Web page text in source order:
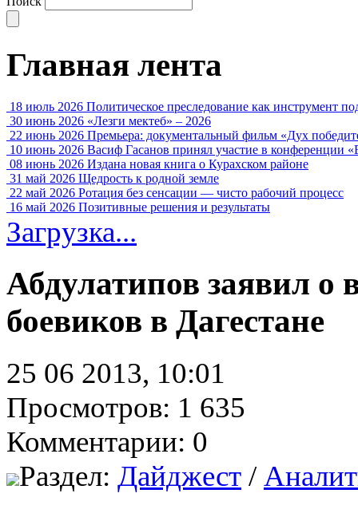
Главная лента
18 июль 2026 Политическое преследование как инструмент
30 июнь 2026 «Лезги мектеб» – 2026
22 июнь 2026 Премьера: документальный фильм «Дух
10 июнь 2026 Васиф Гасанов принял участие в конференции
08 июнь 2026 Издана новая книга о Курахском районе
31 май 2026 Щедрость к родной земле
22 май 2026 Ротация без сенсации — чисто рабочий процесс
16 май 2026 Позитивные решения и результаты
Загрузка...
Абдулатипов заявил о
боевиков в Дагестане
25 06 2013, 10:01
Просмотров: 1 635
Комментарии: 0
Раздел: Дайджест /